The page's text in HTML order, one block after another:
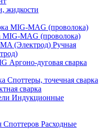
жидкости
MIG-MAG (проволока)
Ручная
Аргоно-дуговая сварка
Споттеры, точечная сварка
сварка
Индукционные
Расходные